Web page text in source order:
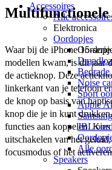
Accessoires
Alle
Elektronica
Oordopjes
Bedrade
Noise
Sport
Apple
JBL
Alle
Speakers
Multifunctionele
Waar bij de iPhone 15-
modellen kwam, is dit jaar
de actieknop. Deze
linkerkant van je telefoon
de knop op basis van
knop die je in kunt
functies aan koppelen.
uitschakelen van het
focusmodus of het